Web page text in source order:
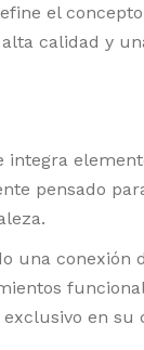
el
calidad y
integra
pensado
una conexión
en su